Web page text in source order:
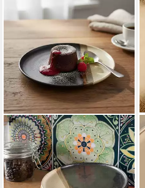
Dessertteller
34,80 €
(5,80 €/ 1 Stk)
lieferbar - in 3-4 Werktagen bei dir